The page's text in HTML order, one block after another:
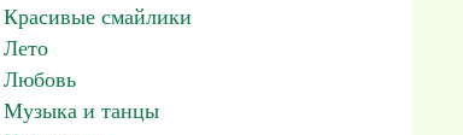
Красивые смайлики
Лето
Любовь
Музыка и танцы